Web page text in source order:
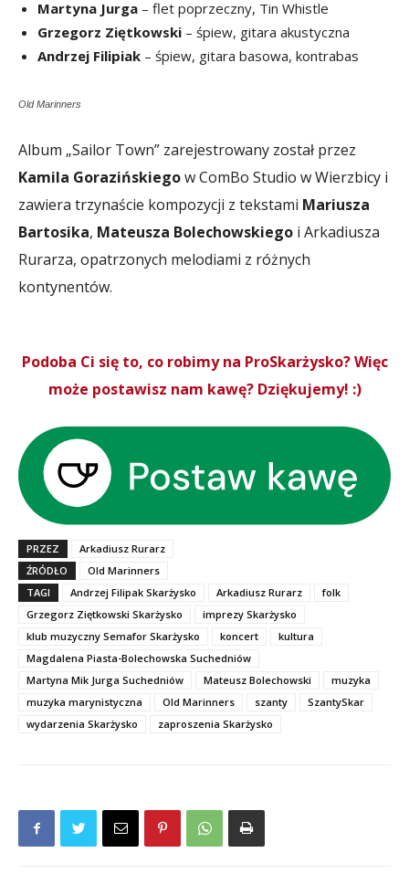
Martyna Jurga – flet poprzeczny, Tin Whistle
Grzegorz Ziętkowski – śpiew, gitara akustyczna
Andrzej Filipiak – śpiew, gitara basowa, kontrabas
Old Marinners
Album „Sailor Town” zarejestrowany został przez
Kamila Gorazińskiegow ComBo Studio w Wierzbicy i
zawiera trzynaście kompozycji z tekstami Mariusza
Bartosika, Mateusza Bolechowskiego i Arkadiusza
Rurarza, opatrzonych melodiami z różnych
kontynentów.
Podoba Ci się to, co robimy na ProSkarżysko? Więc
może postawisz nam kawę? Dziękujemy! :)
PRZEZ
Arkadiusz Rurarz
ŹRÓDŁO
Old Marinners
TAGI
Andrzej Filipak Skarżysko Arkadiusz Rurarz
folk
Grzegorz Ziętkowski Skarżysko
imprezy Skarżysko
klub muzyczny Semafor Skarżysko
koncert
kultura
Magdalena Piasta-Bolechowska Suchedniów
Martyna Mik Jurga Suchedniów
Mateusz Bolechowski
muzyka
muzyka marynistyczna
Old Marinners szanty
SzantySkar
wydarzenia Skarżysko
zaproszenia Skarżysko